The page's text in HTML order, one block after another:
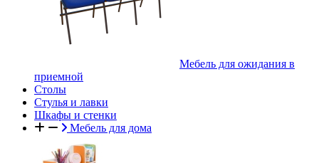
Мебель для ожидания в
приемной
Столы
Стулья и лавки
Шкафы и стенки
Мебель для дома